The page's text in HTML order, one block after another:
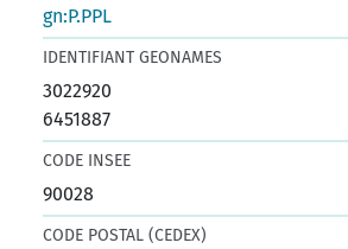
gn:P.PPL
IDENTIFIANT GEONAMES
3022920
6451887
CODE INSEE
90028
CODE POSTAL (CEDEX)